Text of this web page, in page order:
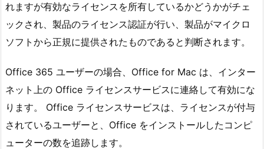
れますが有効なライセンスを所有しているかどうかがチェ
ックされ、製品のライセンス認証が行い、製品がマイクロ
ソフトから正規に提供されたものであると判断されます。
Office 365 ユーザーの場合、Office for Mac は、インター
ネット上の Office ライセンスサービスに連絡して有効にな
ります。 Office ライセンスサービスは、ライセンスが付与
されているユーザーと、Office をインストールしたコンピ
ューターの数を追跡します。